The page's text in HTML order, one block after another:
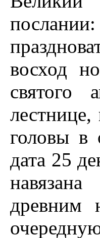
восход
святого
головы в
дата 25
древним